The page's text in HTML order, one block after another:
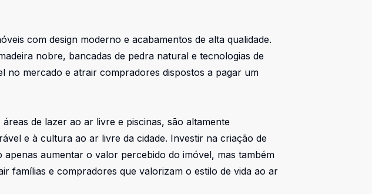
com design moderno e acabamentos de alta qualidade.
nobre, bancadas de pedra natural e tecnologias de
no mercado e atrair compradores dispostos a pagar um
de lazer ao ar livre e piscinas, são altamente
e à cultura ao ar livre da cidade. Investir na criação de
aumentar o valor percebido do imóvel, mas também
famílias e compradores que valorizam o estilo de vida ao ar